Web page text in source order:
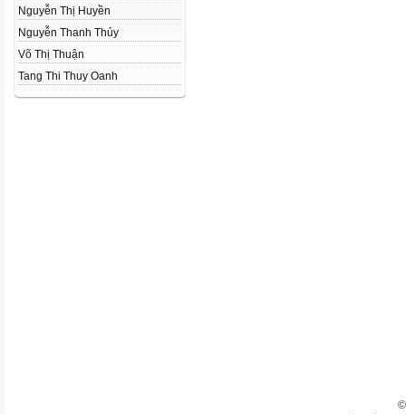
Nguyễn Thị Huyền
Nguyễn Thanh Thủy
Võ Thị Thuận
Tang Thi Thuy Oanh